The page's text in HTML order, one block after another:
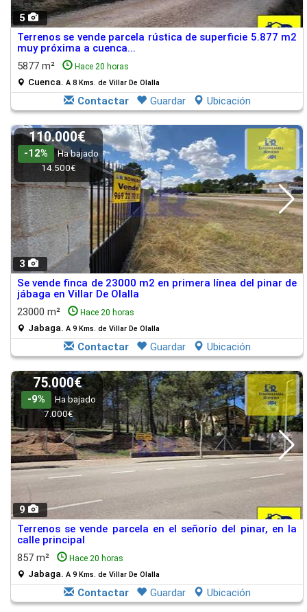
5
Terrenos se vende parcela rústica de superficie 5.877 m2
muy próxima a cuenca...
5877 m²
Hace 20 horas
Cuenca. A 8 Kms. de Villar De Olalla
Contactar Guardar Ubicación
3
110.000€
-12%
Ha bajado
14.500€
Se vende finca de 23000 m2 en primera línea del pinar de
jábaga en Villar De Olalla
23000 m²
Hace 20 horas
Jabaga. A 9 Kms. de Villar De Olalla
Contactar Guardar Ubicación
9
75.000€
-9%
Ha bajado
7.000€
Terrenos se vende parcela en el señorío del pinar, en la
calle principal
857 m²
Hace 20 horas
Jabaga. A 9 Kms. de Villar De Olalla
Contactar Guardar Ubicación